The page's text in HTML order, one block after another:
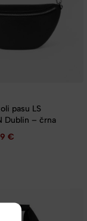
pasu LS
Dublin – črna
€